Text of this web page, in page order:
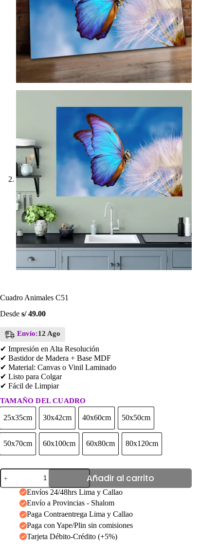
Cuadro Animales C51
Desde s/49.00
Envío:12 Ago
✔ Impresión en Alta Resolución
✔ Bastidor de Madera + Base MDF
✔ Material: Canvas o Vinil Laminado
✔ Listo para Colgar
✔ Fácil de Limpiar
TAMAÑO DEL CUADRO
25x35cm25x35cm30x42cm30x42cm40x60cm40x60cm50x50cm
50x50cm
50x70cm50x70cm60x100cm60x100cm60x80cm60x80cm80x120cm
80x120cm
Cuadro
Animales
C51
cantidad
Añadir al carrito
Envíos 24/48hrs Lima y Callao
Envío a Provincias - Shalom
Paga Contraentrega Lima y Callao
Paga con Yape/Plin sin comisiones
Tarjeta Débito-Crédito (+5%)